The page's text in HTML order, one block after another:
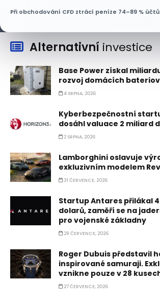
Při obchodování CFD ztrácí peníze 74–89 %
Alternativní investice
Base Power získal
rozvoj domácích
4 SRPNA, 2026
Kyberbezpečnostní
dosáhl valuace 2 miliard
2 SRPNA, 2026
Lamborghini oslavuje
exkluzivním modelem
31 ČERVENCE, 2026
Startup Antares přilákal
dolarů, zaměří se na
pro vojenské základny
29 ČERVENCE, 2026
Roger Dubuis představil
inspirované samuraji.
vznikne pouze v 28
27 ČERVENCE, 2026